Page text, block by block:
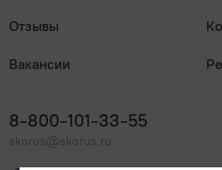
Мы
Отзывы
Вакансии
8-800-101-33-55
skorus@skorus.ru